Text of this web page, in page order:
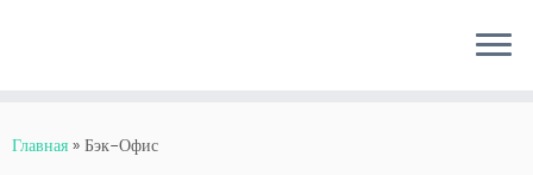
Главная » Бэк-Офис